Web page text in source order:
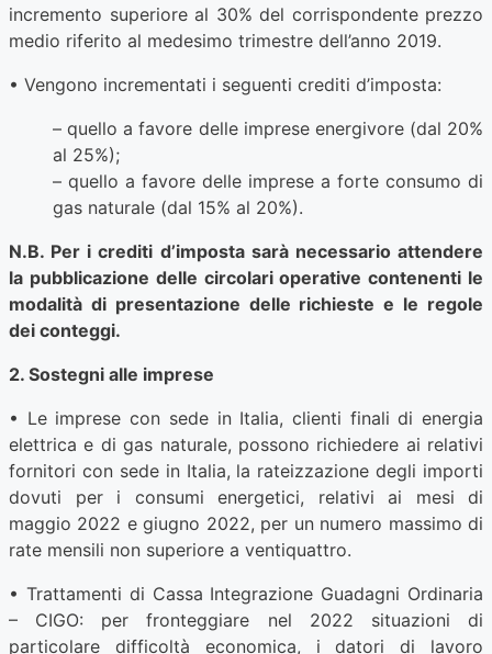
incremento superiore al 30% del corrispondente prezzo
medio riferito al medesimo trimestre dell’anno 2019.
• Vengono incrementati i seguenti crediti d’imposta:
– quello a favore delle imprese energivore (dal 20%
al 25%);
– quello a favore delle imprese a forte consumo di
gas naturale (dal 15% al 20%).
N.B. Per i crediti d’imposta sarà necessario attendere
la pubblicazione delle circolari operative contenenti le
modalità di presentazione delle richieste e le regole
dei conteggi.
2. Sostegni alle imprese
• Le imprese con sede in Italia, clienti finali di energia
elettrica e di gas naturale, possono richiedere ai relativi
fornitori con sede in Italia, la rateizzazione degli importi
dovuti per i consumi energetici, relativi ai mesi di
maggio 2022 e giugno 2022, per un numero massimo di
rate mensili non superiore a ventiquattro.
• Trattamenti di Cassa Integrazione Guadagni Ordinaria
– CIGO: per fronteggiare nel 2022 situazioni di
particolare difficoltà economica, i datori di lavoro